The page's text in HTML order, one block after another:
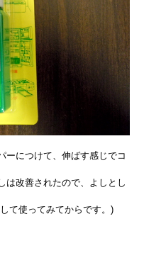
ーにつけて、伸ばす感じでコ
は改善されたので、よしとし
て使ってみてからです。)